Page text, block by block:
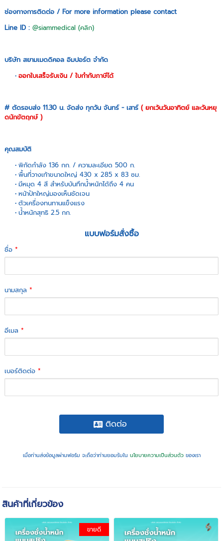
ช่องทางการติดต่อ / For more information please contact
Line ID :@siammedical (คลิก)
บริษัท สยามเมดดิคอล อิมปอร์ต จำกัด
ออกใบเสร็จรับเงิน / ใบกำกับภาษีได้
# ตัดรอบส่ง 11.30 น. จัดส่ง ทุกวัน จันทร์ - เสาร์ ( ยกเว้นวันอาทิตย์ และวันหยุ
ดนักขัตฤกษ์ )
คุณสมบัติ
พิกัดกำลัง 136 กก. / ความละเอียด 500 ก.
พื้นที่วางเท้าขนาดใหญ่ 430 x 285 x 83 ซม.
มีหมุด 4 สี สำหรับบันทึกน้ำหนักได้ถึง 4 คน
หน้าปัทใหญ่มองเห็นชัดเจน
ตัวเครื่องทนทานแข็งแรง
น้ำหนักสุทธิ 2.5 กก.
แบบฟอร์มสั่งซื้อ
ชื่อ*
นามสกุล*
อีเมล*
เบอร์ติดต่อ*
ติดต่อ
เมื่อท่านส่งข้อมูลผ่านฟอร์ม จะถือว่าท่านยอมรับใน นโยบายความเป็นส่วนตัวของเรา
สินค้าที่เกี่ยวข้อง
ขายดี